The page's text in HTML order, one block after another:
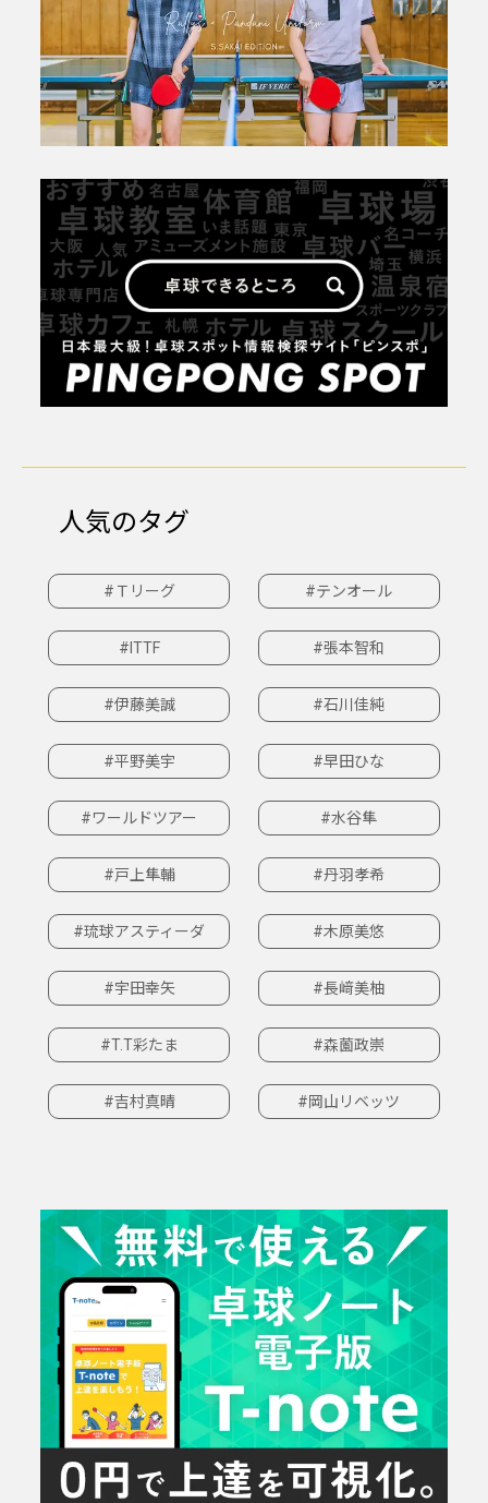
人気のタグ
#Ｔリーグ #テンオール
#ITTF #張本智和
#伊藤美誠 #石川佳純
#平野美宇 #早田ひな
#ワールドツアー #水谷隼
#戸上隼輔 #丹羽孝希
#琉球アスティーダ #木原美悠
#宇田幸矢 #長﨑美柚
#T.T彩たま #森薗政崇
#吉村真晴 #岡山リベッツ